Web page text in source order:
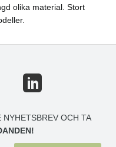
olika material. Stort
NYHETSBREV OCH TA